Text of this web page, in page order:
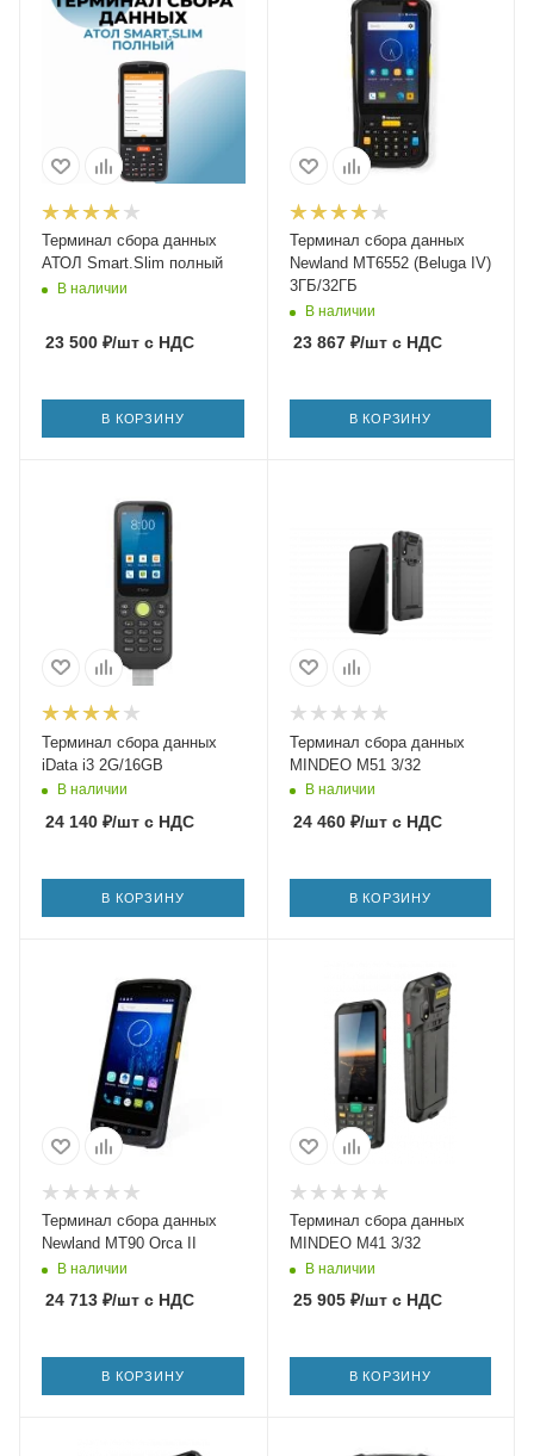
Терминал сбора данных
АТОЛ Smart.Slim полный
В наличии
23 500 ₽/шт с НДС
В КОРЗИНУ
Терминал сбора данных
Newland MT6552 (Beluga IV)
3ГБ/32ГБ
В наличии
23 867₽/штс НДС
В КОРЗИНУ
Терминал сбора данных
iData i3 2G/16GB
В наличии
24 140 ₽/шт с НДС
В КОРЗИНУ
Терминал сбора данных
MINDEO M51 3/32
В наличии
24 460₽/штс НДС
В КОРЗИНУ
Терминал сбора данных
Newland MT90 Orca II
В наличии
24 713 ₽/шт с НДС
В КОРЗИНУ
Терминал сбора данных
MINDEO M41 3/32
В наличии
25 905₽/штс НДС
В КОРЗИНУ